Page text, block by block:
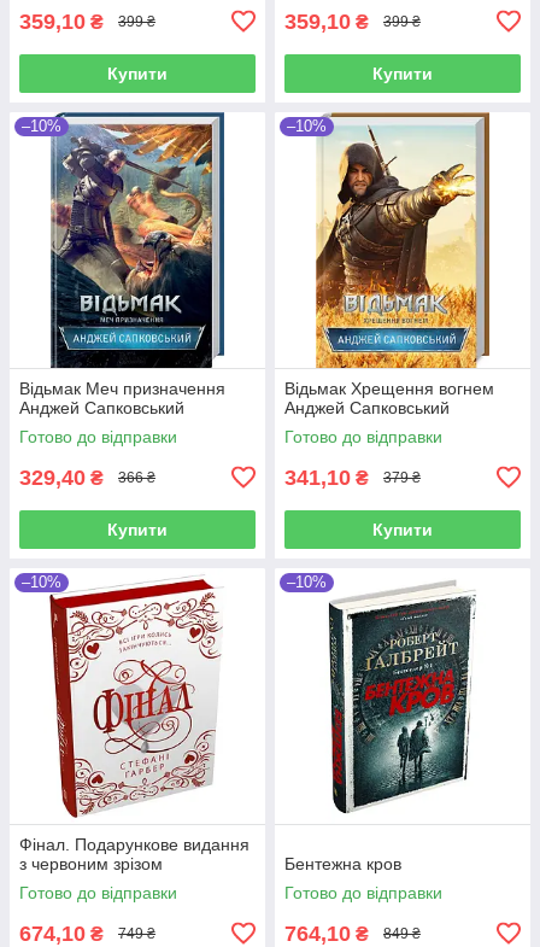
359,10 ₴ 399 ₴
Купити
359,10 ₴ 399 ₴
Купити
–10%
Відьмак Меч призначення
Анджей Сапковський
Готово до відправки
329,40 ₴ 366 ₴
Купити
–10%
Відьмак Хрещення вогнем
Анджей Сапковський
Готово до відправки
341,10 ₴ 379 ₴
Купити
–10%
Фінал. Подарункове видання
з червоним зрізом
Готово до відправки
674,10 ₴ 749 ₴
–10%
Бентежна кров
Готово до відправки
764,10 ₴ 849 ₴